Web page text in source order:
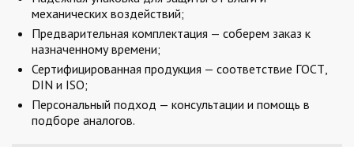
механических воздействий;
Предварительная комплектация — соберем заказ к
назначенному времени;
Сертифицированная продукция — соответствие ГОСТ,
DIN и ISO;
Персональный подход — консультации и помощь в
подборе аналогов.